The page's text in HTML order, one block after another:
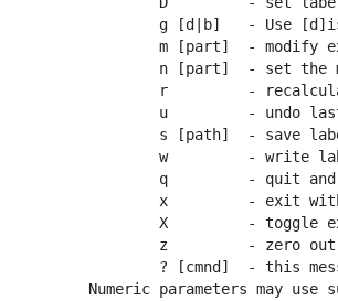
g [d|b]   - Use
m [part]  - modify
n [part]  - set the
r         -
u         - undo
s [path]  - save
w         - write
q         - quit and
x         - exit
X         - toggle
z         - zero out
? [cmnd]  - this
Numeric parameters may use